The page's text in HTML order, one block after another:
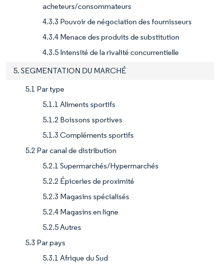
acheteurs/consommateurs
4.3.3 Pouvoir de négociation des fournisseurs
4.3.4 Menace des produits de substitution
4.3.5 Intensité de la rivalité concurrentielle
5. SEGMENTATION DU MARCHÉ
5.1 Par type
5.1.1 Aliments sportifs
5.1.2 Boissons sportives
5.1.3 Compléments sportifs
5.2 Par canal de distribution
5.2.1 Supermarchés/Hypermarchés
5.2.2 Épiceries de proximité
5.2.3 Magasins spécialisés
5.2.4 Magasins en ligne
5.2.5 Autres
5.3 Par pays
5.3.1 Afrique du Sud